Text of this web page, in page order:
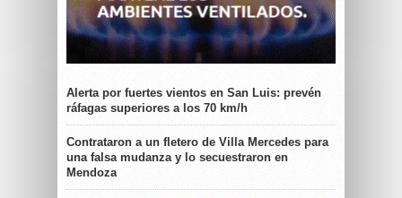
Alerta por fuertes vientos en San Luis: prevén
ráfagas superiores a los 70 km/h
Contrataron a un fletero de Villa Mercedes para
una falsa mudanza y lo secuestraron en
Mendoza